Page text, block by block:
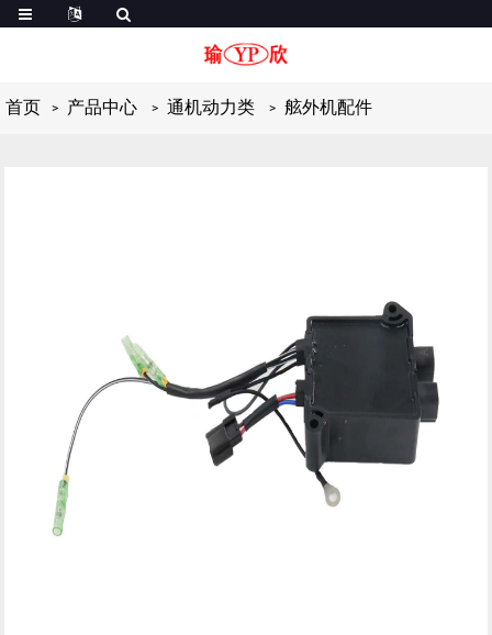
首页 产品中心 通机动力类 舷外机配件